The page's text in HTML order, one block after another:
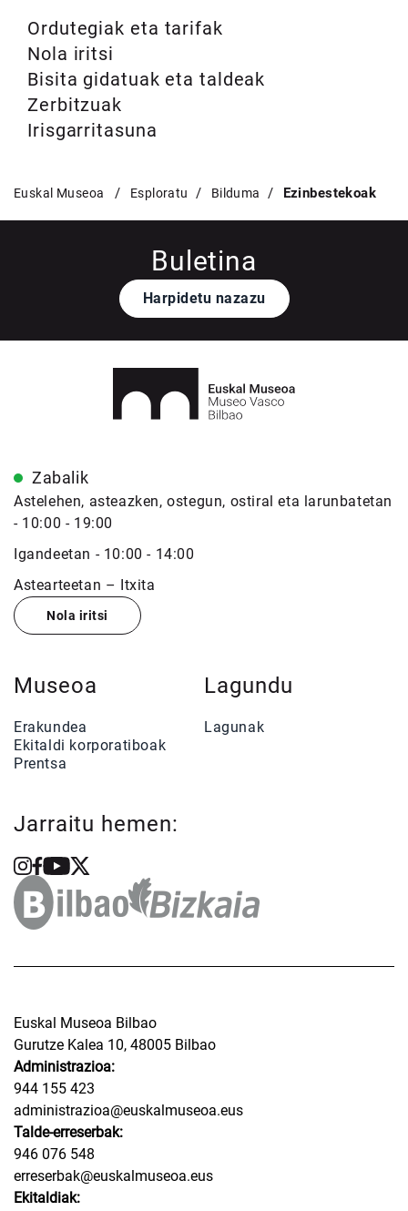
Ordutegiak eta tarifak
Nola iritsi
Bisita gidatuak eta taldeak
Zerbitzuak
Irisgarritasuna
Euskal Museoa Esploratu Bilduma Ezinbestekoak
Buletina
Harpidetu nazazu
Zabalik
Astelehen, asteazken, ostegun, ostiral eta larunbatetan
- 10:00 - 19:00
Igandeetan - 10:00 - 14:00
Astearteetan – Itxita
Nola iritsi
Museoa
Erakundea
Ekitaldi korporatiboak
Prentsa
Lagundu
Lagunak
Jarraitu hemen:
Euskal Museoa Bilbao
Gurutze Kalea 10, 48005 Bilbao
Administrazioa:
944 155 423
administrazioa@euskalmuseoa.eus
Talde-erreserbak:
946 076 548
erreserbak@euskalmuseoa.eus
Ekitaldiak: